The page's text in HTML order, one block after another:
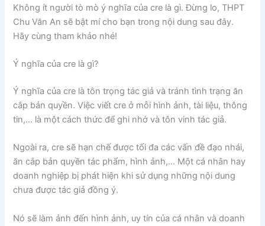
Không ít người tò mò ý nghĩa của cre là gì. Đừng lo, THPT
Chu Văn An sẽ bật mí cho bạn trong nội dung sau đây.
Hãy cùng tham khảo nhé!
Ý nghĩa của cre là gì?
Ý nghĩa của cre là tôn trọng tác giả và tránh tình trạng ăn
cắp bản quyền. Việc viết cre ở mỗi hình ảnh, tài liệu, thông
tin,… là một cách thức để ghi nhớ và tôn vinh tác giả.
Ngoài ra, cre sẽ hạn chế được tối đa các vấn đề đạo nhái,
ăn cắp bản quyền tác phẩm, hình ảnh,… Một cá nhân hay
doanh nghiệp bị phát hiện khi sử dụng những nội dung
chưa được tác giả đồng ý.
Nó sẽ làm ảnh đến hình ảnh, uy tín của cá nhân và doanh